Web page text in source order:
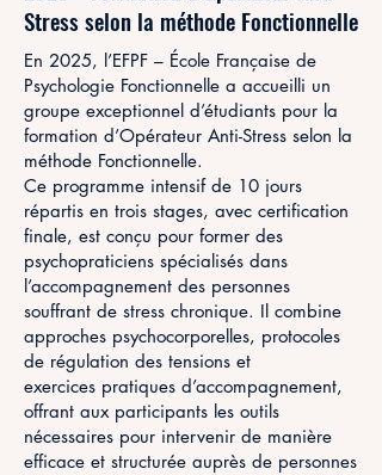
Stress selon la méthode Fonctionnelle
En 2025, l’EFPF – École Française de
Psychologie Fonctionnelle a accueilli un
groupe exceptionnel d’étudiants pour la
formation d’Opérateur Anti-Stress selon la
méthode Fonctionnelle.
Ce programme intensif de 10 jours
répartis en trois stages, avec certification
finale, est conçu pour former des
psychopraticiens spécialisés dans
l’accompagnement des personnes
souffrant de stress chronique. Il combine
approches psychocorporelles, protocoles
de régulation des tensions et
exercices pratiques d’accompagnement,
offrant aux participants les outils
nécessaires pour intervenir de manière
efficace et structurée auprès de personnes